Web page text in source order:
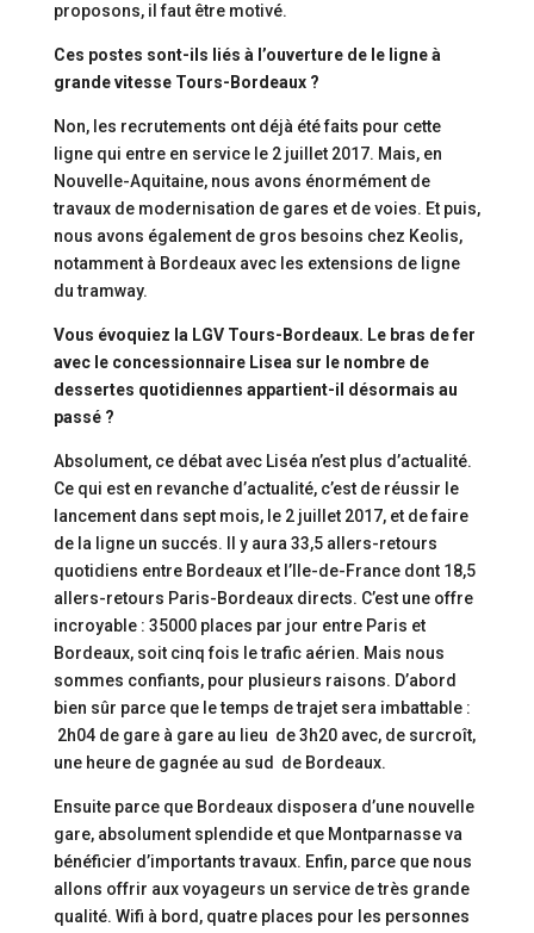
proposons, il faut être motivé.
Ces postes sont-ils liés à l’ouverture de le ligne à
grande vitesse Tours-Bordeaux ?
Non, les recrutements ont déjà été faits pour cette
ligne qui entre en service le 2 juillet 2017. Mais, en
Nouvelle-Aquitaine, nous avons énormément de
travaux de modernisation de gares et de voies. Et puis,
nous avons également de gros besoins chez Keolis,
notamment à Bordeaux avec les extensions de ligne
du tramway.
Vous évoquiez la LGV Tours-Bordeaux. Le bras de fer
avec le concessionnaire Lisea sur le nombre de
dessertes quotidiennes appartient-il désormais au
passé ?
Absolument, ce débat avec Liséa n’est plus d’actualité.
Ce qui est en revanche d’actualité, c’est de réussir le
lancement dans sept mois, le 2 juillet 2017, et de faire
de la ligne un succés. Il y aura 33,5 allers-retours
quotidiens entre Bordeaux et l’Ile-de-France dont 18,5
allers-retours Paris-Bordeaux directs. C’est une offre
incroyable : 35000 places par jour entre Paris et
Bordeaux, soit cinq fois le trafic aérien. Mais nous
sommes confiants, pour plusieurs raisons. D’abord
bien sûr parce que le temps de trajet sera imbattable :
2h04 de gare à gare au lieu de 3h20 avec, de surcroît,
une heure de gagnée au sud de Bordeaux.
Ensuite parce que Bordeaux disposera d’une nouvelle
gare, absolument splendide et que Montparnasse va
bénéficier d’importants travaux. Enfin, parce que nous
allons offrir aux voyageurs un service de très grande
qualité. Wifi à bord, quatre places pour les personnes